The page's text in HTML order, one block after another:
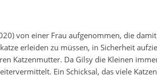
von einer Frau aufgenommen, die
erleiden zu müssen, in Sicherheit
Katzenmutter. Da Gilsy die Kleinen
Ein Schicksal, das viele